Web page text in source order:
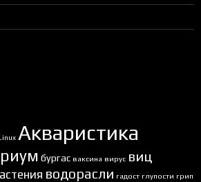
Акваристика
бургас ваксина вирус виц
водорасли гадост глупости грип